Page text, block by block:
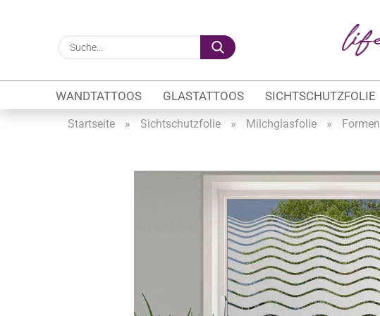
Suche...
WANDTATTOOS GLASTATTOOS SICHTSCHUTZFOLIE
Firmenlogo
Fahrzeugwerbung
Schaufensterbeschriftung
Öffnungszeiten
Sichtschutzfolien Gewerbe
Glasbeschriftung
Glasmotive
Durchlaufschutz
Startseite » Sichtschutzfolie » Milchglasfolie » Formen